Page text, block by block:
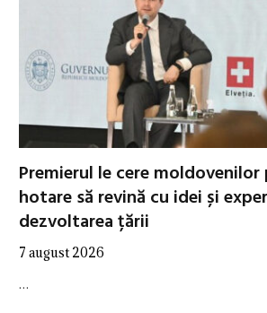
Premierul le cere
hotare să revină cu idei și
dezvoltarea țării
7 august 2026
…